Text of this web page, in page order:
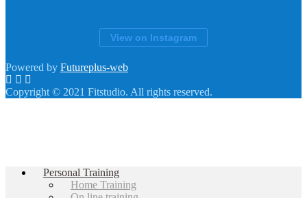
View on Instagram
Powered by Futureplus-web
Copyright © 2021 Fitstudio. All rights reserved.
Personal Training
Home Training